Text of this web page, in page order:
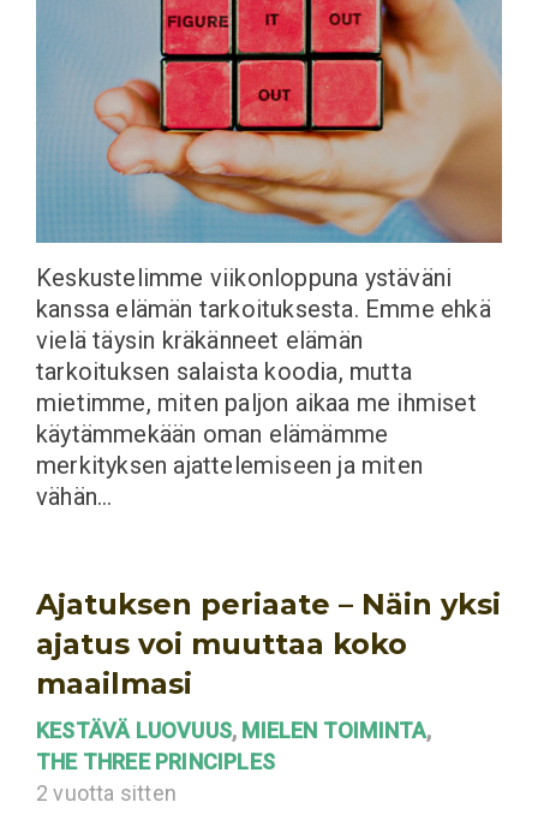
Keskustelimme viikonloppuna ystäväni
kanssa elämän tarkoituksesta. Emme ehkä
vielä täysin kräkänneet elämän
tarkoituksen salaista koodia, mutta
mietimme, miten paljon aikaa me ihmiset
käytämmekään oman elämämme
merkityksen ajattelemiseen ja miten
vähän…
Ajatuksen periaate – Näin yksi
ajatus voi muuttaa koko
maailmasi
KESTÄVÄ LUOVUUS, MIELEN TOIMINTA,
THE THREE PRINCIPLES
2 vuotta sitten